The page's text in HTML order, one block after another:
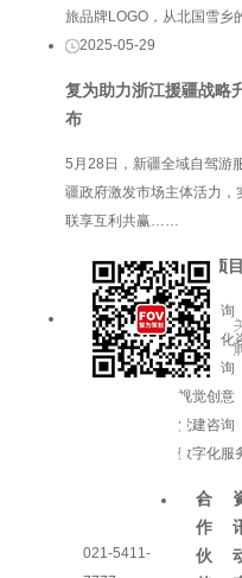
旅品牌LOGO，从北国雪
2025-05-29
复为助力浙江援疆战略
布
5月28日，新疆全域自驾游
疆政府激发市场主体活力
联享互利共赢……
021-5411-
服务项目
品牌咨询
企业文化
增长咨询
视觉创意
党建咨询
数字化服
合
作
伙